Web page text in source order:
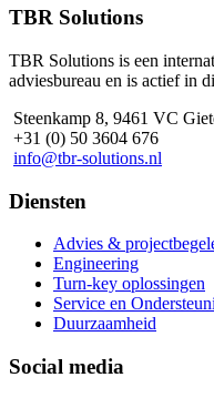
Primary
Footer
TBR Solutions
TBR Solutions is een
adviesbureau en is actief in
Steenkamp 8, 9461 VC
+31 (0) 50 3604 676
info@tbr-solutions.nl
Diensten
Advies &
Engineering
Turn-key oplossingen
Service en
Duurzaamheid
Social media